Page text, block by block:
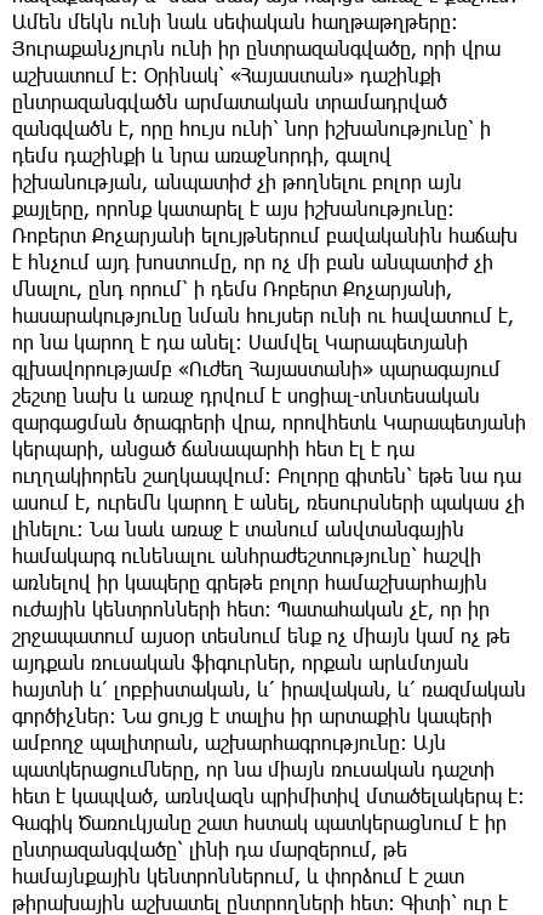
Ամեն մեկն ունի նաև սեփական հաղթաթղթերը։
Յուրաքանչյուրն ունի իր ընտրազանգվածը, որի վրա
աշխատում է։ Օրինակ՝ «Հայաստան» դաշինքի
ընտրազանգվածն արմատական տրամադրված
զանգվածն է, որը հույս ունի՝ նոր իշխանությունը՝ ի
դեմս դաշինքի և նրա առաջնորդի, գալով
իշխանության, անպատիժ չի թողնելու բոլոր այն
քայլերը, որոնք կատարել է այս իշխանությունը։
Ռոբերտ Քոչարյանի ելույթներում բավականին հաճախ
է հնչում այդ խոստումը, որ ոչ մի բան անպատիժ չի
մնալու, ընդ որում՝ ի դեմս Ռոբերտ Քոչարյանի,
հասարակությունը նման հույսեր ունի ու հավատում է,
որ նա կարող է դա անել։ Սամվել Կարապետյանի
գլխավորությամբ «Ուժեղ Հայաստանի» պարագայում
շեշտը նախ և առաջ դրվում է սոցիալ-տնտեսական
զարգացման ծրագրերի վրա, որովհետև Կարապետյանի
կերպարի, անցած ճանապարհի հետ էլ է դա
ուղղակիորեն շաղկապվում։ Բոլորը գիտեն՝ եթե նա դա
ասում է, ուրեմն կարող է անել, ռեսուրսների պակաս չի
լինելու։ Նա նաև առաջ է տանում անվտանգային
համակարգ ունենալու անհրաժեշտությունը՝ հաշվի
առնելով իր կապերը գրեթե բոլոր համաշխարհային
ուժային կենտրոնների հետ։ Պատահական չէ, որ իր
շրջապատում այսօր տեսնում ենք ոչ միայն կամ ոչ թե
այդքան ռուսական ֆիգուրներ, որքան արևմտյան
հայտնի և՛ լոբբիստական, և՛ իրավական, և՛ ռազմական
գործիչներ։ Նա ցույց է տալիս իր արտաքին կապերի
ամբողջ պալիտրան, աշխարհագրությունը։ Այն
պատկերացումները, որ նա միայն ռուսական դաշտի
հետ է կապված, առնվազն պրիմիտիվ մտածելակերպ է։
Գագիկ Ծառուկյանը շատ հստակ պատկերացնում է իր
ընտրազանգվածը՝ լինի դա մարզերում, թե
համայնքային կենտրոններում, և փորձում է շատ
թիրախային աշխատել ընտրողների հետ։ Գիտի՝ ուր է